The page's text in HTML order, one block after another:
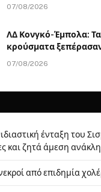
07/08/2026
ΛΔ Κονγκό-Έμπολα:
κρούσματα
07/08/2026
ένταξη του
και ζητά άμεση
από επιδημία